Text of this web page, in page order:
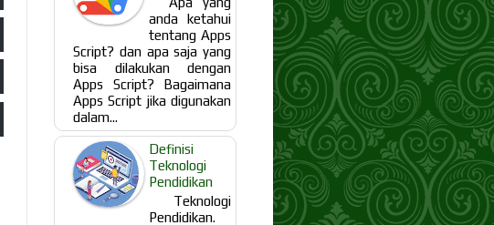
anda ketahui
tentang Apps
Script? dan apa saja yang
bisa dilakukan dengan
Apps Script? Bagaimana
Apps Script jika digunakan
dalam...
Definisi
Teknologi
Pendidikan
Teknologi
Pendidikan.